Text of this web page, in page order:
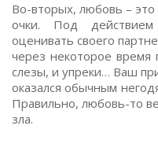
Во-вторых, любовь –
очки. Под
оценивать своего
через некоторое время
слезы, и упреки… Ваш
оказался обычным
Правильно, любовь-то
зла.